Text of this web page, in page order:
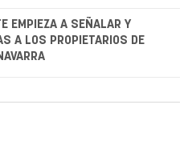
EMPIEZA A SEÑALAR Y
A LOS PROPIETARIOS DE